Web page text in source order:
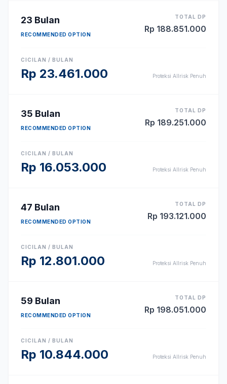
23 Bulan
RECOMMENDED OPTION
TOTAL DP
Rp 188.851.000
CICILAN / BULAN
Rp 23.461.000 Proteksi Allrisk Penuh
35 Bulan
RECOMMENDED OPTION
TOTAL DP
Rp 189.251.000
CICILAN / BULAN
Rp 16.053.000 Proteksi Allrisk Penuh
47 Bulan
RECOMMENDED OPTION
TOTAL DP
Rp 193.121.000
CICILAN / BULAN
Rp 12.801.000 Proteksi Allrisk Penuh
59 Bulan
RECOMMENDED OPTION
TOTAL DP
Rp 198.051.000
CICILAN / BULAN
Rp 10.844.000 Proteksi Allrisk Penuh